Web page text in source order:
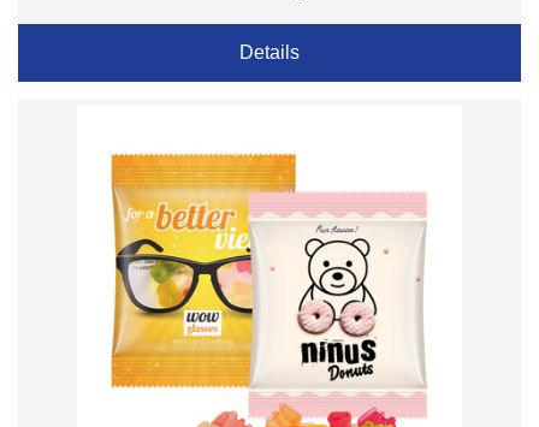
Details